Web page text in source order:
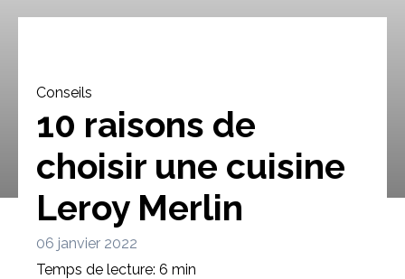
Bibliothèque Meuble tv
Conseils
10 raisons de
choisir une cuisine
Leroy Merlin
06 janvier 2022
Temps de lecture: 6 min